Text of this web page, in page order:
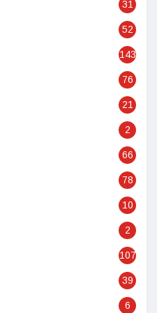
31
52
143
76
21
2
66
78
10
2
107
39
6